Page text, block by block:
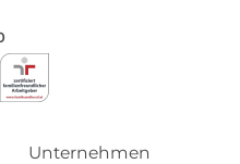
Unternehmen